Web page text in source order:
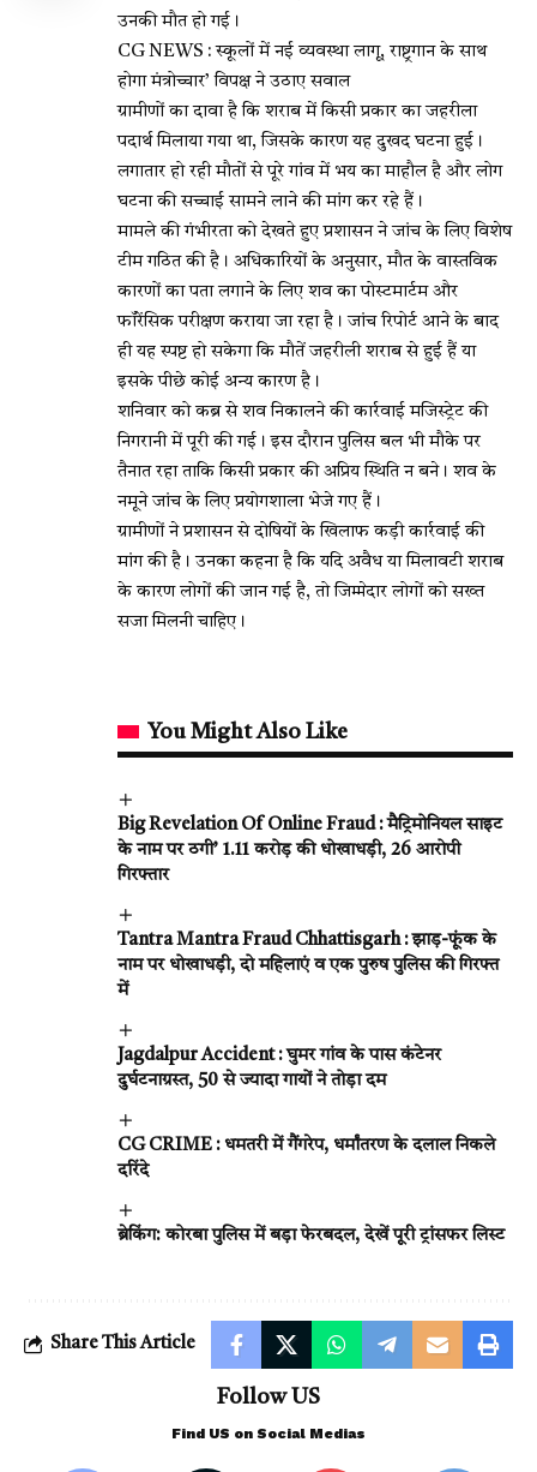
उनकी मौत हो गई।
CG NEWS : स्कूलों में नई व्यवस्था लागू, राष्ट्रगान के साथ
होगा मंत्रोच्चार’ विपक्ष ने उठाए सवाल
ग्रामीणों का दावा है कि शराब में किसी प्रकार का जहरीला
पदार्थ मिलाया गया था, जिसके कारण यह दुखद घटना हुई।
लगातार हो रही मौतों से पूरे गांव में भय का माहौल है और लोग
घटना की सच्चाई सामने लाने की मांग कर रहे हैं।
मामले की गंभीरता को देखते हुए प्रशासन ने जांच के लिए विशेष
टीम गठित की है। अधिकारियों के अनुसार, मौत के वास्तविक
कारणों का पता लगाने के लिए शव का पोस्टमार्टम और
फॉरेंसिक परीक्षण कराया जा रहा है। जांच रिपोर्ट आने के बाद
ही यह स्पष्ट हो सकेगा कि मौतें जहरीली शराब से हुई हैं या
इसके पीछे कोई अन्य कारण है।
शनिवार को कब्र से शव निकालने की कार्रवाई मजिस्ट्रेट की
निगरानी में पूरी की गई। इस दौरान पुलिस बल भी मौके पर
तैनात रहा ताकि किसी प्रकार की अप्रिय स्थिति न बने। शव के
नमूने जांच के लिए प्रयोगशाला भेजे गए हैं।
ग्रामीणों ने प्रशासन से दोषियों के खिलाफ कड़ी कार्रवाई की
मांग की है। उनका कहना है कि यदि अवैध या मिलावटी शराब
के कारण लोगों की जान गई है, तो जिम्मेदार लोगों को सख्त
सजा मिलनी चाहिए।
You Might Also Like
Big Revelation Of Online Fraud : मैट्रिमोनियल साइट
के नाम पर ठगी’ 1.11 करोड़ की धोखाधड़ी, 26 आरोपी
गिरफ्तार
Tantra Mantra Fraud Chhattisgarh : झाड़-फूंक के
नाम पर धोखाधड़ी, दो महिलाएं व एक पुरुष पुलिस की गिरफ्त
में
Jagdalpur Accident : घुमर गांव के पास कंटेनर
दुर्घटनाग्रस्त, 50 से ज्यादा गायों ने तोड़ा दम
CG CRIME : धमतरी में गैंगरेप, धर्मांतरण के दलाल निकले
दरिंदे
ब्रेकिंग: कोरबा पुलिस में बड़ा फेरबदल, देखें पूरी ट्रांसफर लिस्ट
Share This Article
Follow US
Find US on Social Medias